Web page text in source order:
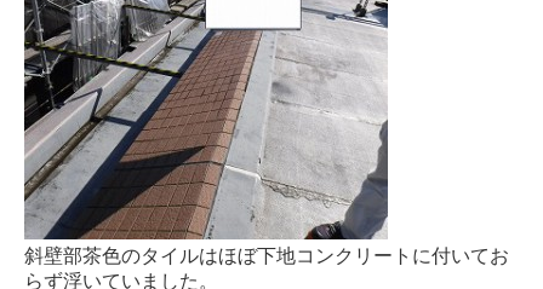
斜壁部茶色のタイルはほぼ下地コンクリートに付いてお
らず浮いていました。